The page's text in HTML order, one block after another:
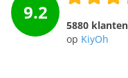
9.2
5880 klanten
op KiyOh